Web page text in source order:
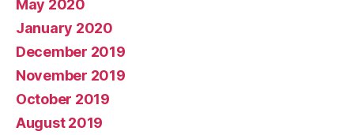
May 2020
January 2020
December 2019
November 2019
October 2019
August 2019